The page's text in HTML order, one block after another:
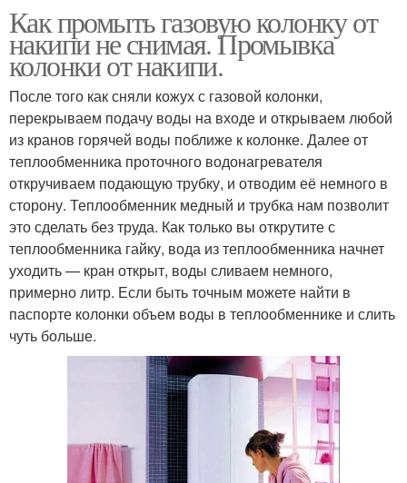
Как промыть газовую колонку от
накипи не снимая. Промывка
колонки от накипи.
После того как сняли кожух с газовой колонки,
перекрываем подачу воды на входе и открываем любой
из кранов горячей воды поближе к колонке. Далее от
теплообменника проточного водонагревателя
откручиваем подающую трубку, и отводим её немного в
сторону. Теплообменник медный и трубка нам позволит
это сделать без труда. Как только вы открутите с
теплообменника гайку, вода из теплообменника начнет
уходить — кран открыт, воды сливаем немного,
примерно литр. Если быть точным можете найти в
паспорте колонки объем воды в теплообменнике и слить
чуть больше.